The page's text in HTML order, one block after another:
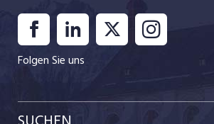
Folgen Sie uns